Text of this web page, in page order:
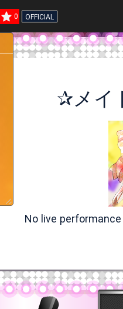
0 OFFICIAL
✰メイ
No live